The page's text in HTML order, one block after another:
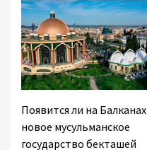
Появится ли на Балканах
новое мусульманское
государство бекташей